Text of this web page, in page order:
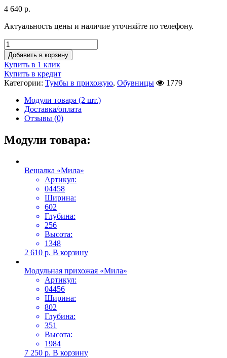
4 640 р.
Актуальность цены и наличие уточняйте по телефону.
Добавить в корзину
Купить в 1 клик
Купить в кредит
Категории: Тумбы в прихожую, Обувницы
1779
Модули товара (2 шт.)
Доставка/оплата
Отзывы (0)
Модули товара:
Вешалка «Мила»
Артикул:
04458
Ширина:
602
Глубина:
256
Высота:
1348
2 610 р. В корзину
Модульная прихожая «Мила»
Артикул:
04456
Ширина:
802
Глубина:
351
Высота:
1984
7 250 р. В корзину